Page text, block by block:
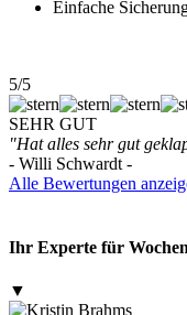
Einfache
5/5
SEHR GUT
"Hat alles sehr gut
- Willi Schwardt -
Alle Bewertungen
Ihr Experte für
▼